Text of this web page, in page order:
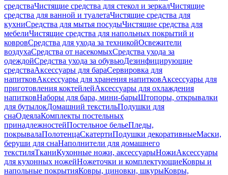
средстваЧистящие средства для стекол и зеркалЧистящие
средства для ванной и туалетаЧистящие средства для
кухниСредства для мытья посудыЧистящие средства для
мебелиЧистящие средства для напольных покрытий и
ковровСредства для ухода за техникойОсвежители
воздухаСредства от насекомыхСредства ухода за
одеждойСредства ухода за обувьюДезинфицирующие
средстваАксессуары для бараСервировка для
напитковАксессуары для хранения напитковАксессуары для
приготовления коктейлейАксессуары для охлаждения
напитковНаборы для бара, мини-барыШтопоры, открывалки
для бутылокДомашний текстильПодушки для
снаОдеялаКомплекты постельных
принадлежностейПостельное бельеПледы,
покрывалаПолотенцаСкатертиПодушки декоративныеМаски,
беруши для снаНаполнители для домашнего
текстиляТканиКухонные ножи, аксессуарыНожиАксессуары
для кухонных ножейНожеточки и комплектующиеКовры и
напольные покрытияКовры, циновки, шкурыКовры,